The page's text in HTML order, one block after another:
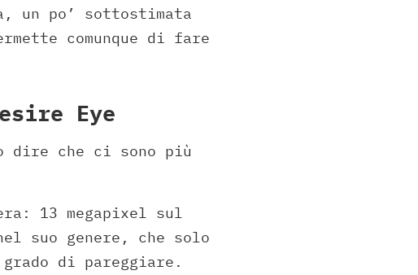
un po’ sottostimata
comunque di fare
Eye
dire che ci sono più
13 megapixel sul
suo genere, che solo
di pareggiare.